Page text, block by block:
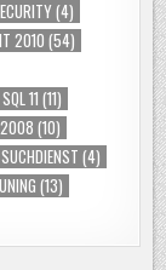
(4)
2010 (54)
SQL 11 (11)
2008(10)
SUCHDIENST (4)
(13)